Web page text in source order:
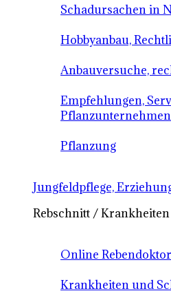
Schadursachen in
Hobbyanbau,
Anbauversuche,
Empfehlungen,
Pflanzunternehmen
Pflanzung
Jungfeldpflege,
Rebschnitt /
Online Rebendoktor
Krankheiten und